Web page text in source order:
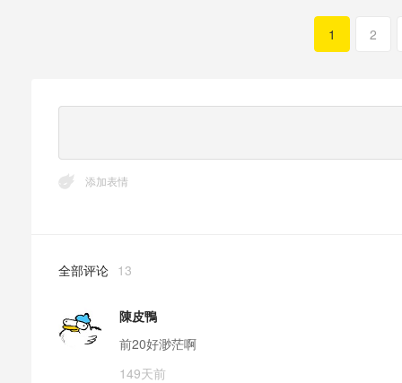
1 2
添加表情
全部评论 13
陳皮鴨
前20好渺茫啊
149天前